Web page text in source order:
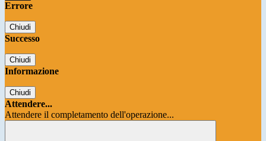
Errore
Chiudi
Successo
Chiudi
Informazione
Chiudi
Attendere...
Attendere il completamento dell'operazione...